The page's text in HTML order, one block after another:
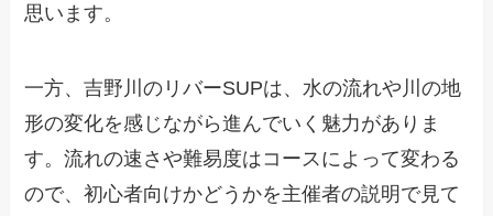
思います。
一方、吉野川のリバーSUPは、水の流れや川の地
形の変化を感じながら進んでいく魅力がありま
す。流れの速さや難易度はコースによって変わる
ので、初心者向けかどうかを主催者の説明で見て